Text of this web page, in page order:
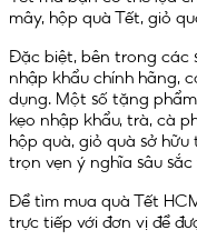
mây, hộp quà Tết, giỏ
Đặc biệt, bên trong các
nhập khẩu chính hãng,
dụng. Một số tặng
kẹo nhập khẩu, trà, cà
hộp quà, giỏ quà sở
trọn vẹn ý nghĩa sâu sắc
Để tìm mua quà Tết
trực tiếp với đơn vị để